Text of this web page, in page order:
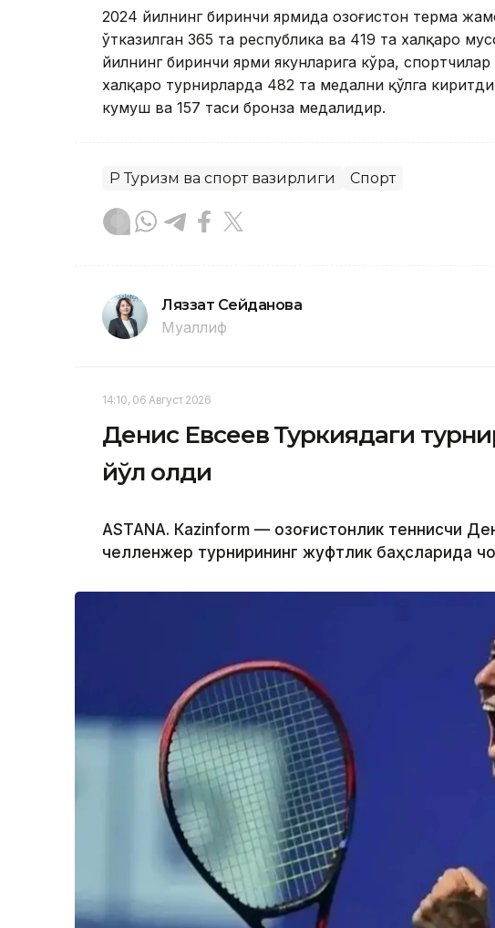
2024 йилнинг биринчи ярмида Қозоғистон терма
ўтказилган 365 та республика ва 419 та халқаро
йилнинг биринчи ярми якунларига кўра,
халқаро турнирларда 482 та медални қўлга
кумуш ва 157 таси бронза медалидир.
ҚР Туризм ва спорт вазирлиги Спорт
Ляззат Сейданова
Муаллиф
14:10, 06 Август 2026
Денис Евсеев Туркиядаги
йўл олди
ASTANА. Кazinform — Қозоғистонлик теннисчи
челленжер турнирининг жуфтлик баҳсларида